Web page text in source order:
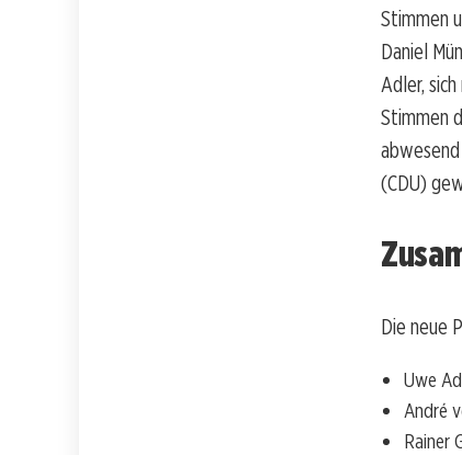
Stimmen
Daniel
Adler,
Stimmen
(CDU)
Die neue
Uwe
André
Rainer